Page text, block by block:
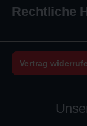
Rechtliche
Vertrag